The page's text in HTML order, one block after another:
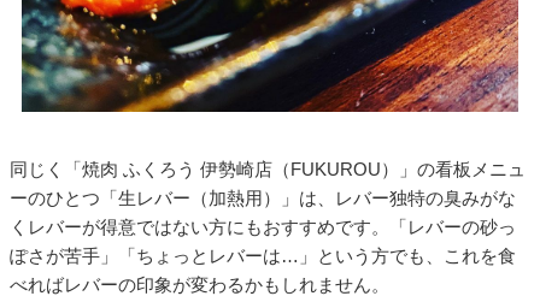
同じく「焼肉 ふくろう 伊勢崎店（FUKUROU）」の看板メニュ
ーのひとつ「生レバー（加熱用）」は、レバー独特の臭みがな
くレバーが得意ではない方にもおすすめです。「レバーの砂っ
ぽさが苦手」「ちょっとレバーは…」という方でも、これを食
べればレバーの印象が変わるかもしれません。